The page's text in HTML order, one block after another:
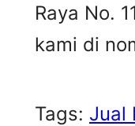
Raya No.
kami di
Tags: Jual